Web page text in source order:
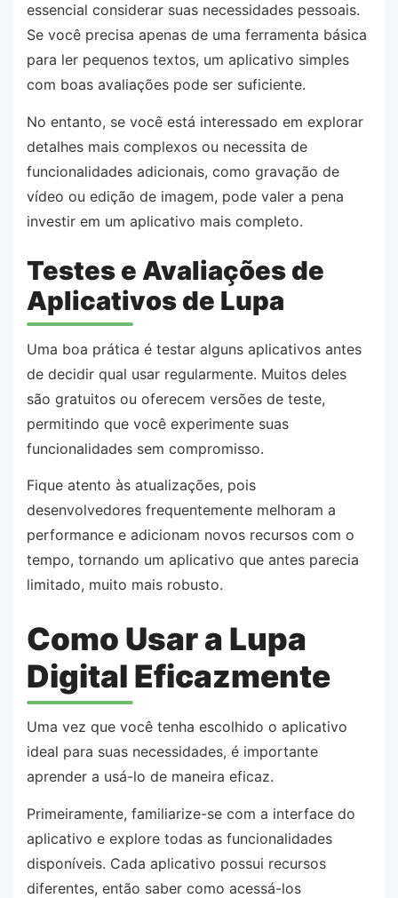
essencial considerar suas necessidades pessoais.
Se você precisa apenas de uma ferramenta básica
para ler pequenos textos, um aplicativo simples
com boas avaliações pode ser suficiente.
No entanto, se você está interessado em explorar
detalhes mais complexos ou necessita de
funcionalidades adicionais, como gravação de
vídeo ou edição de imagem, pode valer a pena
investir em um aplicativo mais completo.
Testes e Avaliações de
Aplicativos de Lupa
Uma boa prática é testar alguns aplicativos antes
de decidir qual usar regularmente. Muitos deles
são gratuitos ou oferecem versões de teste,
permitindo que você experimente suas
funcionalidades sem compromisso.
Fique atento às atualizações, pois
desenvolvedores frequentemente melhoram a
performance e adicionam novos recursos com o
tempo, tornando um aplicativo que antes parecia
limitado, muito mais robusto.
Como Usar a Lupa
Digital Eficazmente
Uma vez que você tenha escolhido o aplicativo
ideal para suas necessidades, é importante
aprender a usá-lo de maneira eficaz.
Primeiramente, familiarize-se com a interface do
aplicativo e explore todas as funcionalidades
disponíveis. Cada aplicativo possui recursos
diferentes, então saber como acessá-los